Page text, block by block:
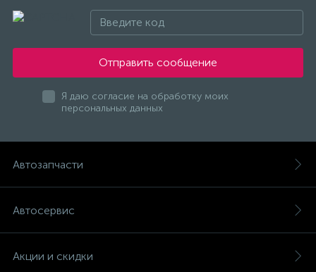
Отправить сообщение
Я даю согласие на обработку моих
персональных данных
Автозапчасти
Автосервис
Акции и скидки